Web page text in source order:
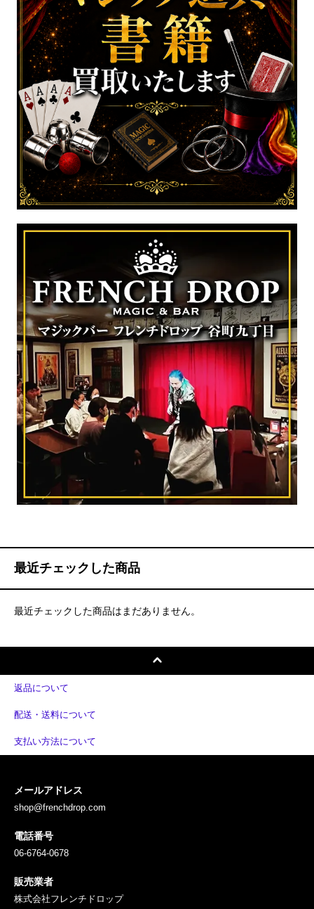
最近チェックした商品
最近チェックした商品はまだありません。
返品について
配送・送料について
支払い方法について
メールアドレス
shop@frenchdrop.com
電話番号
06-6764-0678
販売業者
株式会社フレンチドロップ